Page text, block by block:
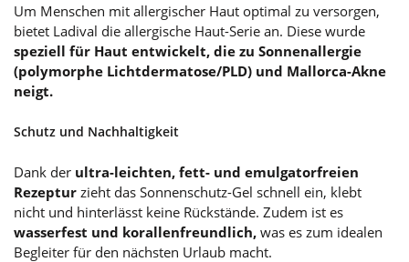
Um Menschen mit allergischer Haut optimal zu versorgen,
bietet Ladival die allergische Haut-Serie an. Diese wurde
speziell für Haut entwickelt, die zu Sonnenallergie
(polymorphe Lichtdermatose/PLD) und Mallorca-Akne
neigt.
Schutz und Nachhaltigkeit
Dank der ultra-leichten, fett- und emulgatorfreien
Rezeptur zieht das Sonnenschutz-Gel schnell ein, klebt
nicht und hinterlässt keine Rückstände. Zudem ist es
wasserfest und korallenfreundlich, was es zum idealen
Begleiter für den nächsten Urlaub macht.